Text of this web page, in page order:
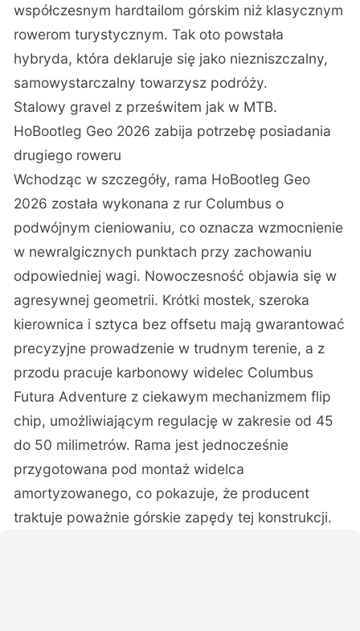
współczesnym hardtailom górskim niż klasycznym
rowerom turystycznym. Tak oto powstała
hybryda, która deklaruje się jako niezniszczalny,
samowystarczalny towarzysz podróży.
Stalowy gravel z prześwitem jak w MTB.
HoBootleg Geo 2026 zabija potrzebę posiadania
drugiego roweru
Wchodząc w szczegóły, rama HoBootleg Geo
2026 została wykonana z rur Columbus o
podwójnym cieniowaniu, co oznacza wzmocnienie
w newralgicznych punktach przy zachowaniu
odpowiedniej wagi. Nowoczesność objawia się w
agresywnej geometrii. Krótki mostek, szeroka
kierownica i sztyca bez offsetu mają gwarantować
precyzyjne prowadzenie w trudnym terenie, a z
przodu pracuje karbonowy widelec Columbus
Futura Adventure z ciekawym mechanizmem flip
chip, umożliwiającym regulację w zakresie od 45
do 50 milimetrów. Rama jest jednocześnie
przygotowana pod montaż widelca
amortyzowanego, co pokazuje, że producent
traktuje poważnie górskie zapędy tej konstrukcji.